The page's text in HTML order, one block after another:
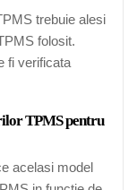
trebuie alesi
folosit.
fi verificata
TPMS pentru
acelasi model